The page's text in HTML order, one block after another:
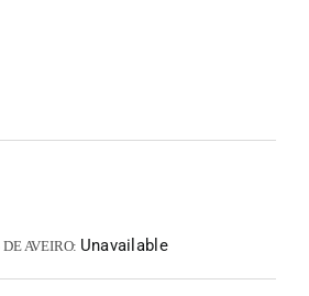
AVEIRO: Unavailable